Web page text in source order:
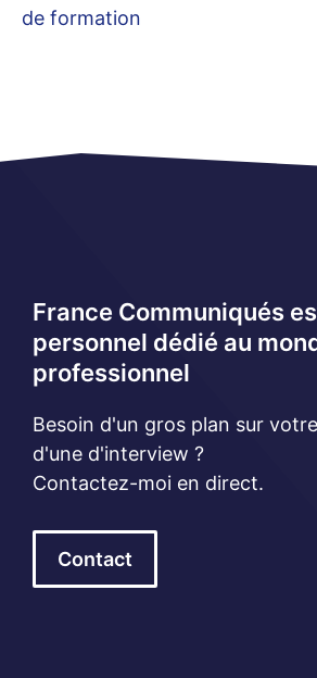
de formation
France Communiqués
personnel dédié au
professionnel
Besoin d'un gros plan sur
d'une d'interview ?
Contactez-moi en direct.
Contact